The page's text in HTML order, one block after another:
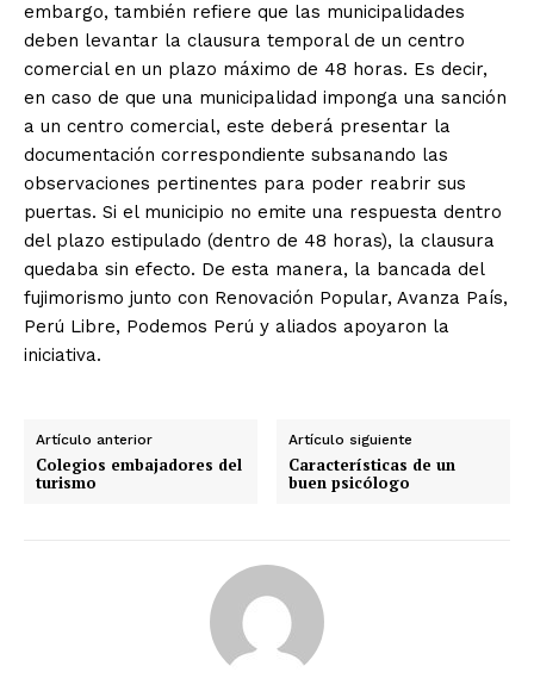
embargo, también refiere que las municipalidades
deben levantar la clausura temporal de un centro
comercial en un plazo máximo de 48 horas. Es decir,
en caso de que una municipalidad imponga una sanción
a un centro comercial, este deberá presentar la
documentación correspondiente subsanando las
observaciones pertinentes para poder reabrir sus
puertas. Si el municipio no emite una respuesta dentro
del plazo estipulado (dentro de 48 horas), la clausura
quedaba sin efecto. De esta manera, la bancada del
fujimorismo junto con Renovación Popular, Avanza País,
Perú Libre, Podemos Perú y aliados apoyaron la
iniciativa.
Artículo anterior
Colegios embajadores del
turismo
Artículo siguiente
Características de un
buen psicólogo